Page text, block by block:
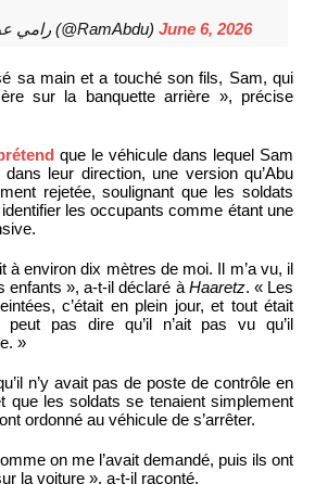
— Ramy Abdu| رامي عبده (@RamAbdu) June 6, 2026
sa main et a touché son fils, Sam, qui
sur la banquette arrière », précise
que le véhicule dans lequel Sam
leur direction, une version qu’Abu
rejetée, soulignant que les soldats
les occupants comme étant une
à environ dix mètres de moi. Il m’a vu, il
enfants », a-t-il déclaré à Haaretz. « Les
c’était en plein jour, et tout était
pas dire qu’il n’ait pas vu qu’il
»
n’y avait pas de poste de contrôle en
que les soldats se tenaient simplement
ordonné au véhicule de s’arrêter.
on me l’avait demandé, puis ils ont
la voiture », a-t-il raconté.